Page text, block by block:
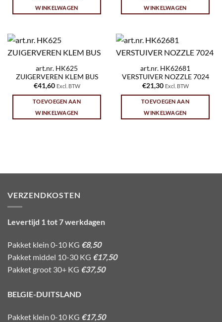
WINKELWAGEN
WINKELWAGEN
art.nr. HK625
ZUIGERVEREN KLEM BUS
€41,60 Excl. BTW
TOEVOEGEN AAN
WINKELWAGEN
art.nr. HK62681
VERSTUIVER NOZZLE 7024
€21,30 Excl. BTW
TOEVOEGEN AAN
WINKELWAGEN
VERZENDKOSTEN
Levertijd 1 tot 7 werkdagen
Pakket klein 0-10 KG €8,50
Pakket middel 10-30 KG €17,50
Pakket groot 30+ KG €37,50
BELGIE-DUITSLAND
Pakket klein 0-10 KG €17,50